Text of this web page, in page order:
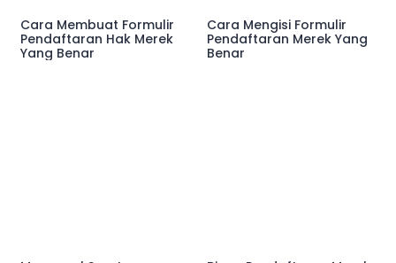
Cara Membuat Formulir
Pendaftaran Hak Merek
Yang Benar
Cara Mengisi Formulir
Pendaftaran Merek Yang
Benar